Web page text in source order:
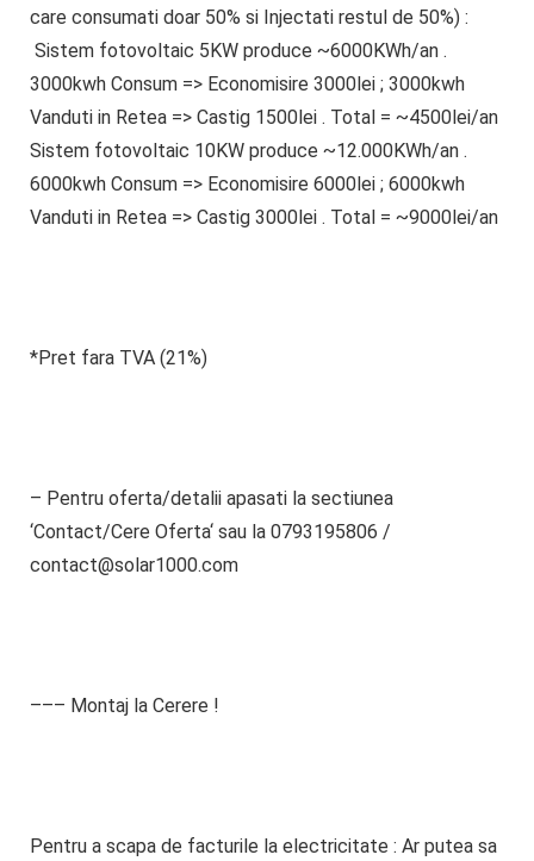
care consumati doar 50% si Injectati restul de 50%) :
Sistem fotovoltaic 5KW produce ~6000KWh/an.
3000kwh Consum=> Economisire 3000lei; 3000kwh
Vandutiin Retea => Castig 1500lei. Total = ~4500lei/an
Sistem fotovoltaic 10KWproduce ~12.000KWh/an.
6000kwh Consum=> Economisire 6000lei; 6000kwh
Vandutiin Retea => Castig 3000lei. Total = ~9000lei/an
*Pret fara TVA (21%)
– Pentru oferta/detaliiapasati la sectiunea
‘Contact/Cere Oferta‘ sau la 0793195806 /
contact@solar1000.com
––– Montaj la Cerere !
Pentru a scapa de facturile la electricitate : Ar putea sa